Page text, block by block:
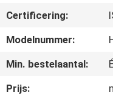
ONGEVEER
ONS
FABRIEKSREIS
Certificering:
Modelnummer:
Min. bestelaantal:
Prijs: